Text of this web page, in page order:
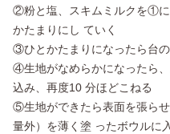
②粉と塩、スキムミルクを①に
かたまりにし ていく
③ひとかたまりになったら台
④生地がなめらかになったら
込み、再度10 分ほどこねる
⑤生地ができたら表面を張ら
量外）を薄く塗 ったボウルに